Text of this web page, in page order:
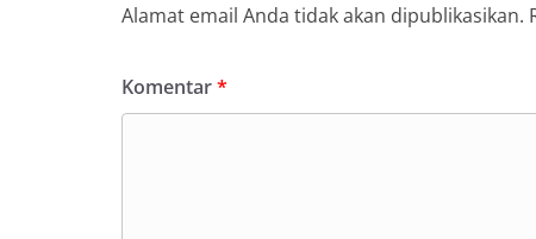
Alamat email Anda tidak akan dipublikasikan.
Komentar*